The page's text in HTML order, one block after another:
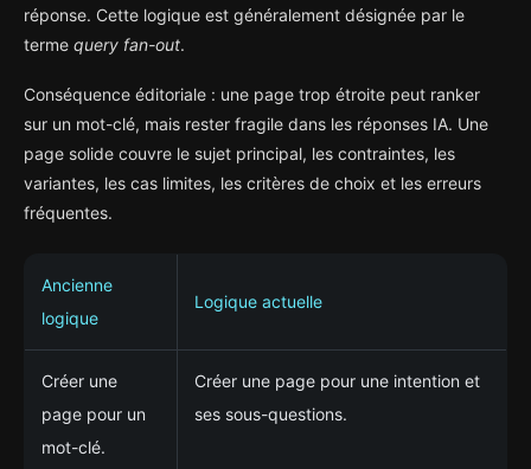
réponse. Cette logique est généralement désignée par le
terme query fan-out.
Conséquence éditoriale : une page trop étroite peut ranker
sur un mot-clé, mais rester fragile dans les réponses IA. Une
page solide couvre le sujet principal, les contraintes, les
variantes, les cas limites, les critères de choix et les erreurs
fréquentes.
Ancienne
logique
Logique actuelle
Créer une
page pour un
mot-clé.
Créer une page pour une intention et
ses sous-questions.